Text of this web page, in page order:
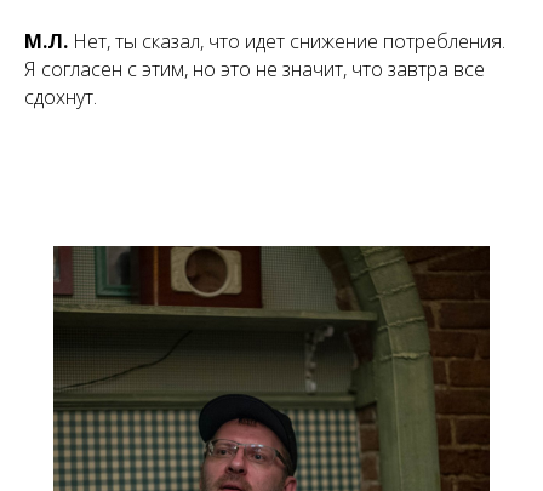
М.Л. Нет, ты сказал, что идет снижение потребления.
Я согласен с этим, но это не значит, что завтра все
сдохнут.